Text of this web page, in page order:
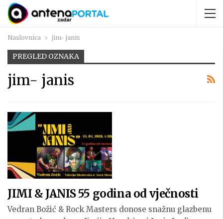
Naslovnica jim- janis
PREGLED OZNAKA
jim- janis
JIMI & JANIS 55 godina od vječnosti
Vedran Božić & Rock Masters donose snažnu glazbenu